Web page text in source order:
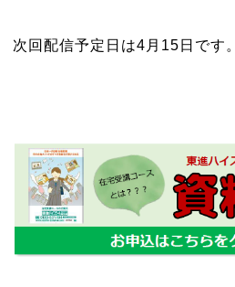
次回配信予定日は4月15日です。